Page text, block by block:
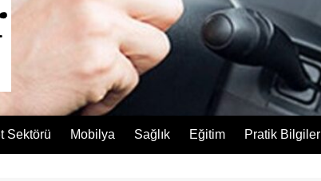
Sektörü Mobilya Sağlık Eğitim Pratik Bilgiler